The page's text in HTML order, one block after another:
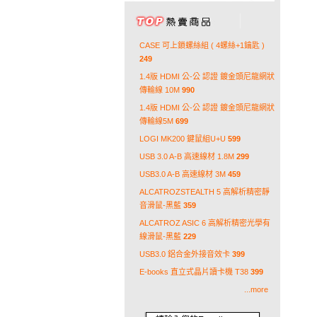
CASE 可上鎖螺絲組 ( 4螺絲+1鑰匙 )
249
1.4版 HDMI 公-公 認證 鍍金頭尼龍網狀
傳輸線 10M 990
1.4版 HDMI 公-公 認證 鍍金頭尼龍網狀
傳輸線5M 699
LOGI MK200 鍵鼠組U+U 599
USB 3.0 A-B 高速線材 1.8M 299
USB3.0 A-B 高速線材 3M 459
ALCATROZSTEALTH 5 高解析精密靜
音滑鼠-黑藍 359
ALCATROZ ASIC 6 高解析精密光學有
線滑鼠-黑藍 229
USB3.0 鋁合金外接音效卡 399
E-books 直立式晶片讀卡機 T38 399
...more